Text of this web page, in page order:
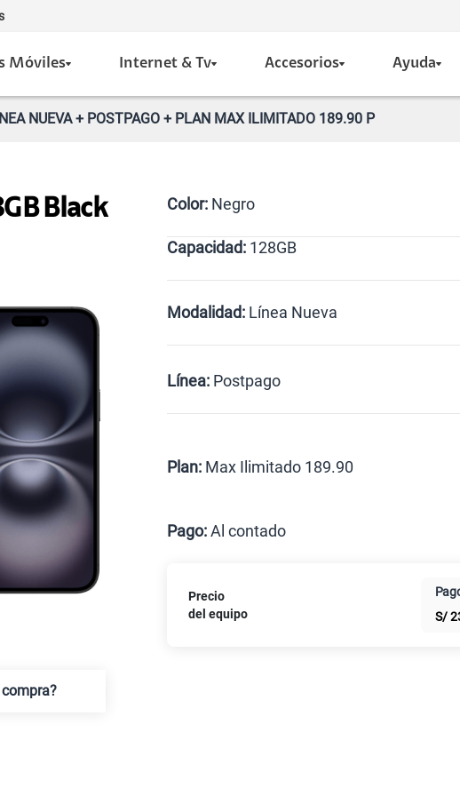
Móviles Internet & Tv Accesorios Ayuda
NUEVA + POSTPAGO + PLAN MAX ILIMITADO 189.90 P
Black Color: Negro
Capacidad: 128GB
Modalidad: Línea Nueva
Celular liberado
Línea: Postpago
Plan: Max Ilimitado 189.90
Paga solo
Pago:Al contado
Cuotas
Precio
del equipo
S/